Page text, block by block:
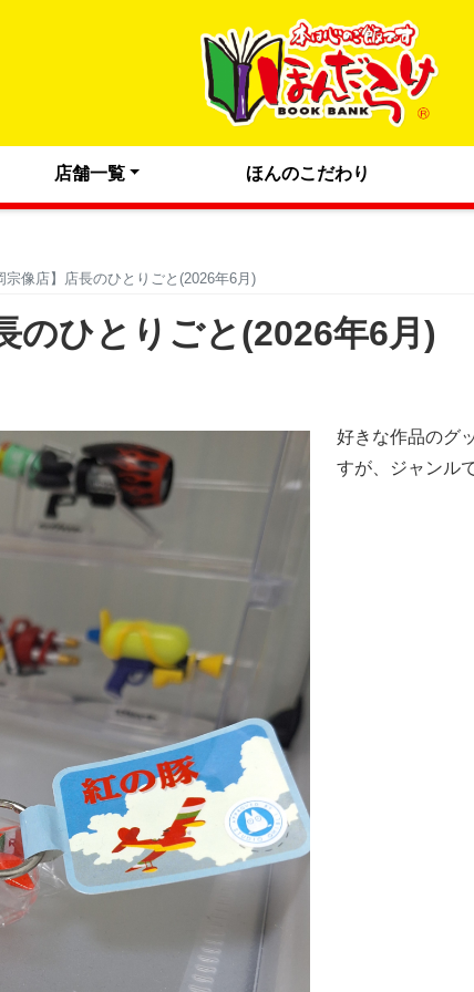
店舗一覧 ほんのこだわり
宗像店】店長のひとりごと(2026年6月)
のひとりごと(2026年6月)
好きな作品のグ
すが、ジャンル